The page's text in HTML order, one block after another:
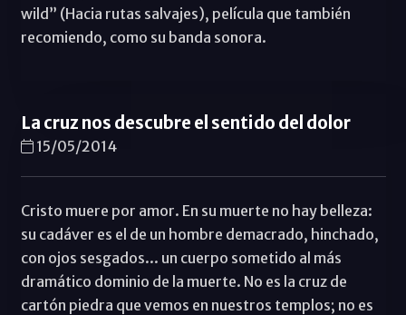
wild” (Hacia rutas salvajes), película que también
recomiendo, como su banda sonora.
La cruz nos descubre el sentido del dolor
15/05/2014
Cristo muere por amor. En su muerte no hay belleza:
su cadáver es el de un hombre demacrado, hinchado,
con ojos sesgados... un cuerpo sometido al más
dramático dominio de la muerte. No es la cruz de
cartón piedra que vemos en nuestros templos; no es